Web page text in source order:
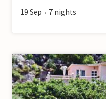
19 Sep • 7 nights